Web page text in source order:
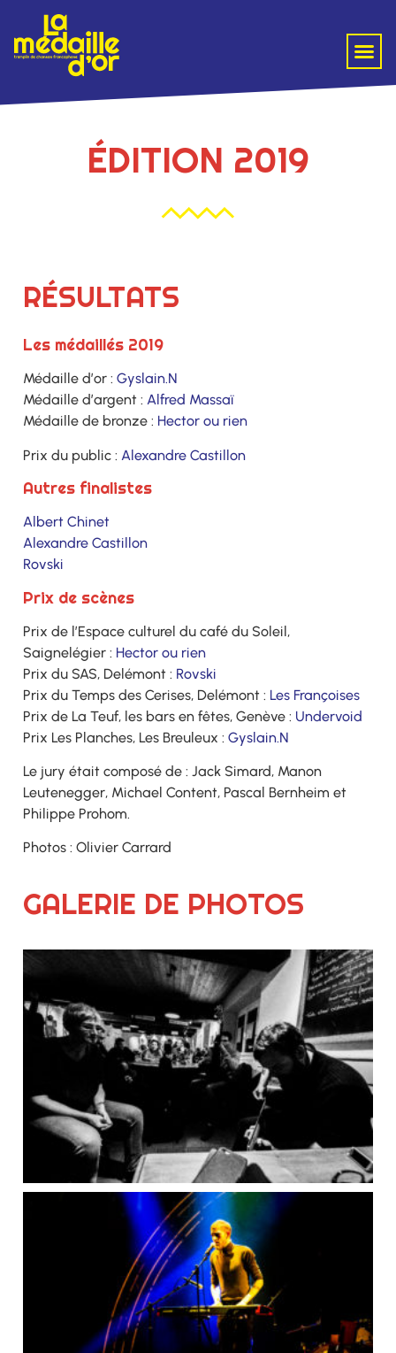
ÉDITION 2019
RÉSULTATS
Les médaillés 2019
Médaille d’or : Gyslain.N
Médaille d’argent : Alfred Massaï
Médaille de bronze : Hector ou rien
Prix du public : Alexandre Castillon
Autres finalistes
Albert Chinet
Alexandre Castillon
Rovski
Prix de scènes
Prix de l’Espace culturel du café du Soleil,
Saignelégier : Hector ou rien
Prix du SAS, Delémont : Rovski
Prix du Temps des Cerises, Delémont : Les Françoises
Prix de La Teuf, les bars en fêtes, Genève : Undervoid
Prix Les Planches, Les Breuleux : Gyslain.N
Le jury était composé de : Jack Simard, Manon
Leutenegger, Michael Content, Pascal Bernheim et
Philippe Prohom.
Photos : Olivier Carrard
GALERIE DE PHOTOS